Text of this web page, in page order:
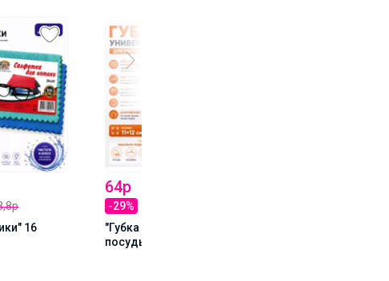
"Для оптики" 16
64р
-29%
"Губка для мытья